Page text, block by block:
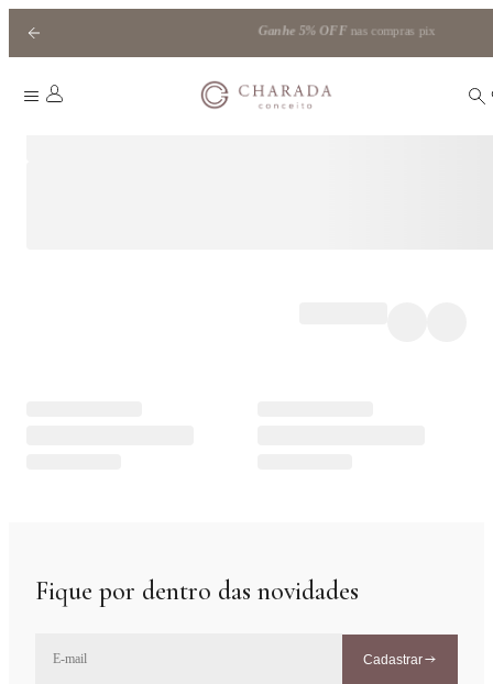
Ganhe 5% OFF nas compras pix
Fique por dentro das novidades
Cadastrar